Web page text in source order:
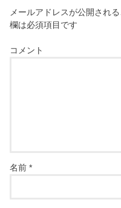
メールアドレスが公開され
欄は必須項目です
コメント
名前*